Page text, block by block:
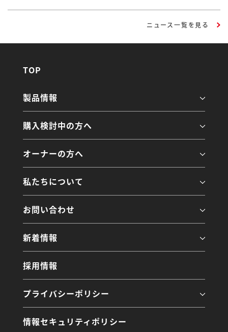
ニュース一覧を見る
TOP
製品情報
購入検討中の方へ
オーナーの方へ
私たちについて
お問い合わせ
新着情報
採用情報
プライバシーポリシー
情報セキュリティポリシー